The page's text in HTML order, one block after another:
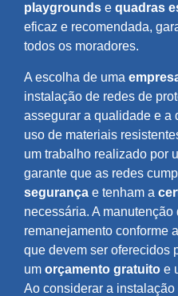
playgrounds e quadras
eficaz e recomendada,
todos os moradores.
A escolha de uma
instalação de redes de
assegurar a qualidade e a
uso de materiais
um trabalho realizado por
garante que as redes
segurança e tenham a
necessária. A manutenção
remanejamento conforme
que devem ser oferecidos
um orçamento gratuito e
Ao considerar a